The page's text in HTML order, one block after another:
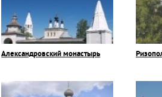
Александровский монастырь